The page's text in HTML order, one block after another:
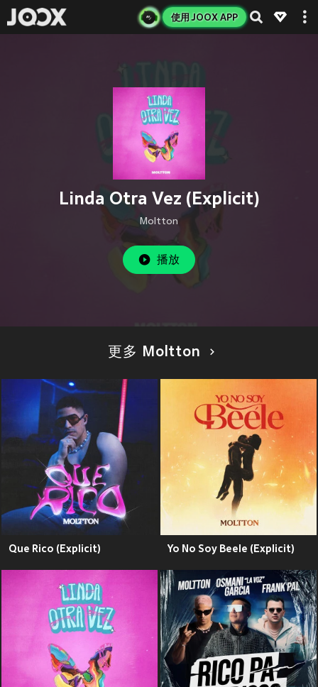
使用 JOOX APP
Linda Otra Vez (Explicit)
Moltton
播放
更多 Moltton
Que Rico (Explicit) Yo No Soy Beele (Explicit)